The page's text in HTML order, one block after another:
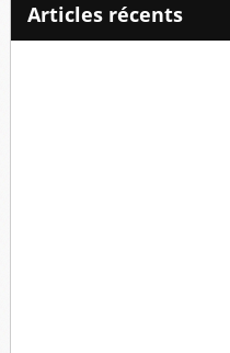
articles récents